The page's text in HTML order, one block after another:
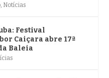
Notícias
Festival
Caiçara abre 17ª
Baleia